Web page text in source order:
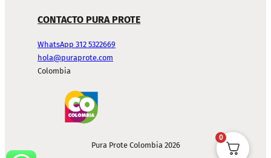
CONTACTO PURA PROTE
WhatsApp 312 5322669
hola@puraprote.com
Colombia
Pura Prote Colombia 2026
0